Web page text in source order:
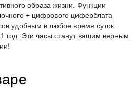
образа жизни. Функции
+ цифрового циферблата
удобным в любое время суток.
год. Эти часы станут вашим верным